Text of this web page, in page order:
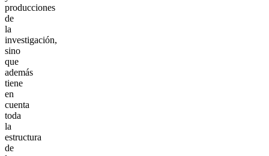
producciones
de
la
investigación,
sino
que
además
tiene
en
cuenta
toda
la
estructura
de